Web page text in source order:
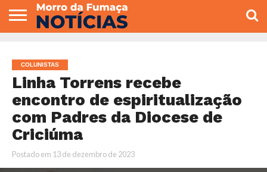
VEREADORES
COLUNISTAS
Linha Torrens recebe
encontro de espiritualização
com Padres da Diocese de
Criciúma
Postado em 13 de dezembro de 2023